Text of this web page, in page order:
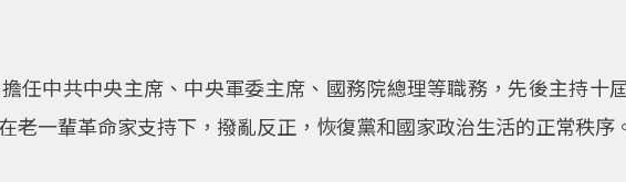
任中共中央主席、中央軍委主席、國務院總理等職務，先後主持十
老一輩革命家支持下，撥亂反正，恢復黨和國家政治生活的正常秩序